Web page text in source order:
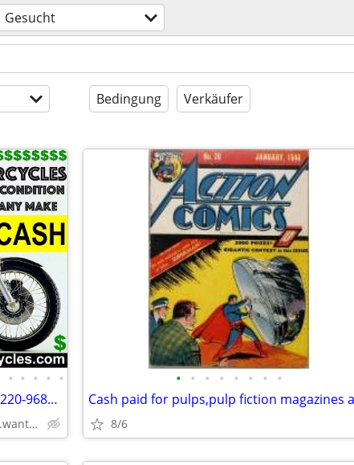
Gesucht
Bedingung Verkäufer
• • • • •
Wanted OLD Motorcycles CALL (800)220-9683 www.wantedoldmotorcycles.com
CALL📞(800)220-9683 *🏍* www.wantedoldmotorcycles.com
• • • • • • • •
8/6